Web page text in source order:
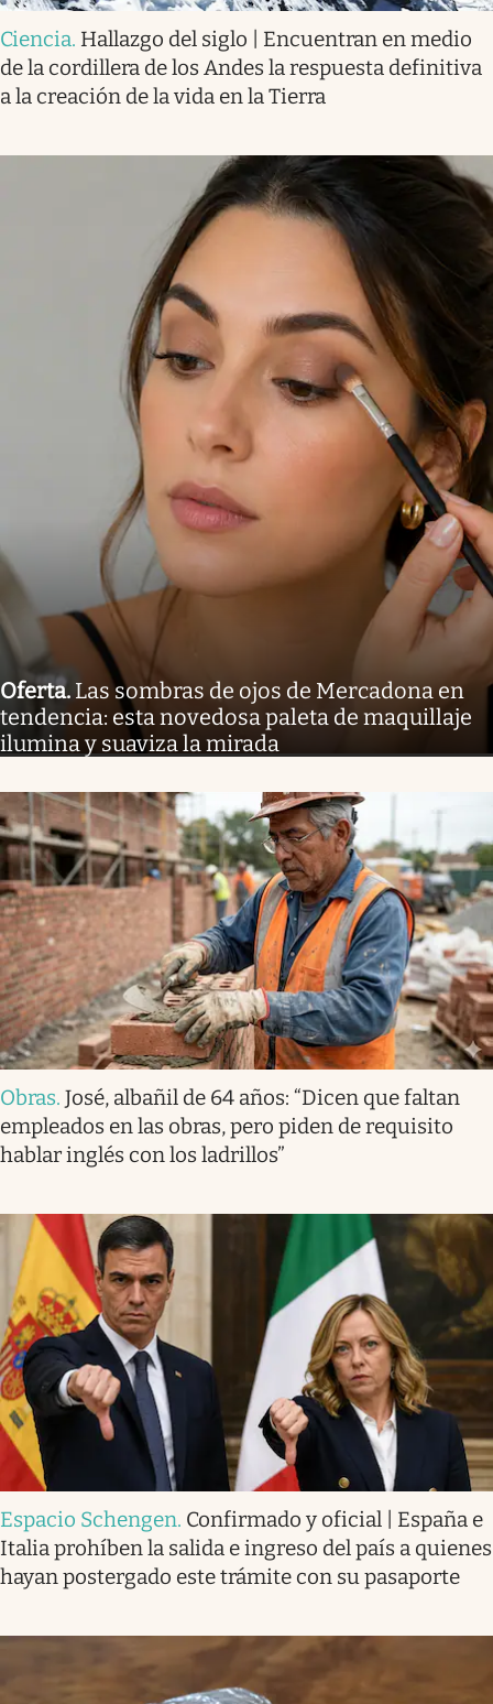
Ciencia. Hallazgo del siglo | Encuentran en medio
de la cordillera de los Andes la respuesta definitiva
a la creación de la vida en la Tierra
Oferta. Las sombras de ojos de Mercadona en
tendencia: esta novedosa paleta de maquillaje
ilumina y suaviza la mirada
Obras. José, albañil de 64 años: “Dicen que faltan
empleados en las obras, pero piden de requisito
hablar inglés con los ladrillos”
Espacio Schengen. Confirmado y oficial | España e
Italia prohíben la salida e ingreso del país a quienes
hayan postergado este trámite con su pasaporte